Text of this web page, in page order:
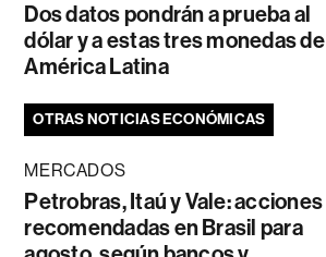
Dos datos pondrán a prueba al
dólar y a estas tres monedas de
América Latina
OTRAS NOTICIAS ECONÓMICAS
MERCADOS
Petrobras, Itaú y Vale: acciones
recomendadas en Brasil para